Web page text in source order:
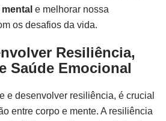
e melhorar nossa
os desafios da vida.
Resiliência,
Saúde Emocional
e desenvolver resiliência, é crucial
entre corpo e mente. A resiliência